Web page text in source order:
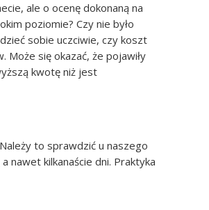
ale o ocenę dokonaną na
poziomie? Czy nie było
sobie uczciwie, czy koszt
się okazać, że pojawiły
kwotę niż jest
to sprawdzić u naszego
nawet kilkanaście dni. Praktyka